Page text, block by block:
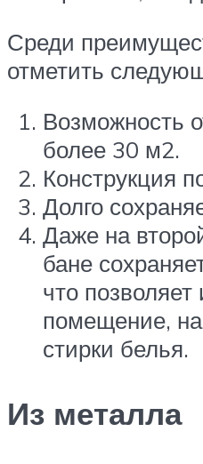
Среди
отметить
Возможность
более 30 м2.
Конструкция
Долго
Даже на
бане
что позволяет
помещение,
стирки белья.
Из металла